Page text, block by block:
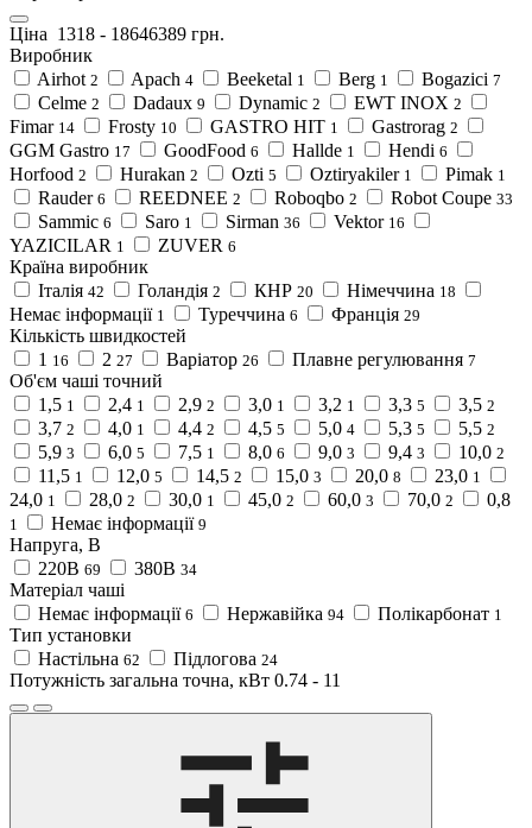
Ціна 1318 - 18646389 грн.
Виробник
Airhot 2 Apach 4 Beeketal 1 Berg 1 Bogazici 7
Celme 2 Dadaux 9 Dynamic 2 EWT INOX 2
Fimar 14 Frosty 10 GASTRO HIT 1 Gastrorag 2
GGM Gastro 17 GoodFood 6 Hallde 1 Hendi 6
Horfood 2 Hurakan 2 Ozti 5 Oztiryakiler 1 Pimak 1
Rauder 6 REEDNEE 2 Roboqbo 2 Robot Coupe 33
Sammic 6 Saro 1 Sirman 36 Vektor 16
YAZICILAR 1 ZUVER 6
Країна виробник
Італія 42 Голандія 2 КНР 20 Німеччина 18
Немає інформації 1 Туреччина 6 Франція 29
Кількість швидкостей
1 16 2 27 Варіатор 26 Плавне регулювання 7
Об'єм чаші точний
1,5 1 2,4 1 2,9 2 3,0 1 3,2 1 3,3 5 3,5 2
3,7 2 4,0 1 4,4 2 4,5 5 5,0 4 5,3 5 5,5 2
5,9 3 6,0 5 7,5 1 8,0 6 9,0 3 9,4 3 10,0 2
11,5 1 12,0 5 14,5 2 15,0 3 20,0 8 23,0 1
24,0 1 28,0 2 30,0 1 45,0 2 60,0 3 70,0 2 0,8
1 Немає інформації 9
Напруга, В
220В 69 380В 34
Матеріал чаші
Немає інформації 6 Нержавійка 94 Полікарбонат 1
Тип установки
Настільна 62 Підлогова 24
Потужність загальна точна, кВт 0.74 - 11